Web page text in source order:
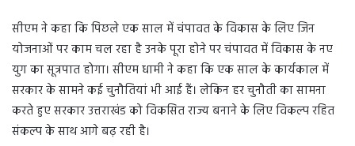
सीएम ने कहा कि पिछले एक साल में चंपावत के विकास के लिए जिन
योजनाओं पर काम चल रहा है उनके पूरा होने पर चंपावत में विकास के नए
युग का सूत्रपात होगा। सीएम धामी ने कहा कि एक साल के कार्यकाल में
सरकार के सामने कई चुनौतियां भी आई हैं। लेकिन हर चुनौती का सामना
करते हुए सरकार उत्तराखंड को विकसित राज्य बनाने के लिए विकल्प रहित
संकल्प के साथ आगे बढ़ रही है।